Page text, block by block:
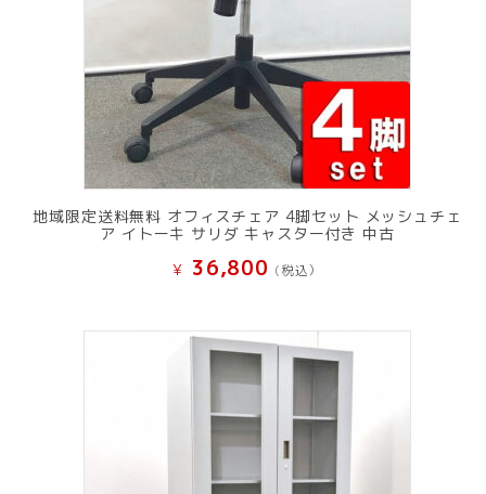
地域限定送料無料 オフィスチェア 4脚セット メッシュチェ
ア イトーキ サリダ キャスター付き 中古
¥ 36,800 (税込）